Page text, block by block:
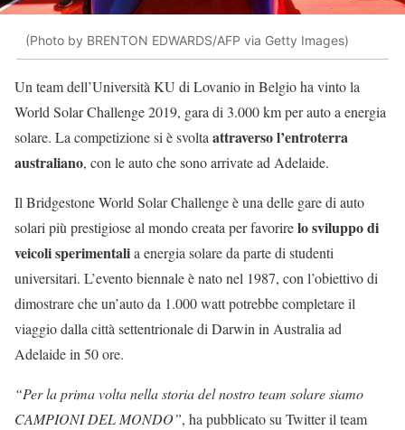
(Photo by BRENTON EDWARDS/AFP via Getty Images)
Un team dell’Università KU di Lovanio in Belgio ha vinto la
World Solar Challenge 2019, gara di 3.000 km per auto a energia
solare. La competizione si è svolta attraverso l’entroterra
australiano, con le auto che sono arrivate ad Adelaide.
Il Bridgestone World Solar Challenge è una delle gare di auto
solari più prestigiose al mondo creata per favorirelo sviluppo di
veicoli sperimentalia energia solare da parte di studenti
universitari. L’evento biennale è nato nel 1987, con l’obiettivo di
dimostrare che un’auto da 1.000 watt potrebbe completare il
viaggio dalla città settentrionale di Darwin in Australia ad
Adelaide in 50 ore.
“Per la prima volta nella storia del nostro team solare siamo
CAMPIONI DEL MONDO”, ha pubblicato su Twitter il team